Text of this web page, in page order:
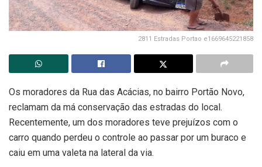
2811 Estradas Portao e1669645221858
Os moradores da Rua das Acácias, no bairro Portão Novo,
reclamam da má conservação das estradas do local.
Recentemente, um dos moradores teve prejuízos com o
carro quando perdeu o controle ao passar por um buraco e
caiu em uma valeta na lateral da via.